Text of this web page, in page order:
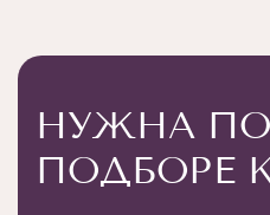
НУЖНА
ПОДБОРЕ